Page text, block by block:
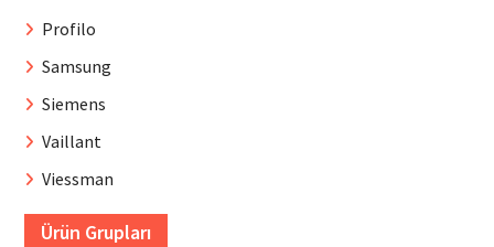
Profilo
Samsung
Siemens
Vaillant
Viessman
Ürün Grupları